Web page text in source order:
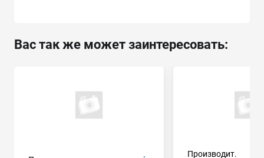
Вас так же может заинтересовать:
Производит.